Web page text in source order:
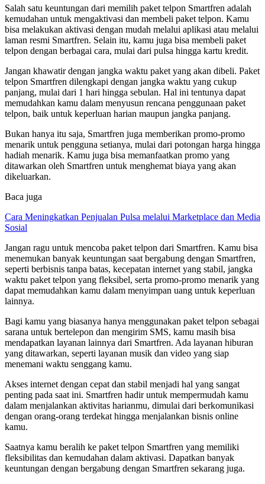
Salah satu keuntungan dari memilih paket telpon Smartfren adalah
kemudahan untuk mengaktivasi dan membeli paket telpon. Kamu
bisa melakukan aktivasi dengan mudah melalui aplikasi atau melalui
laman resmi Smartfren. Selain itu, kamu juga bisa membeli paket
telpon dengan berbagai cara, mulai dari pulsa hingga kartu kredit.
Jangan khawatir dengan jangka waktu paket yang akan dibeli. Paket
telpon Smartfren dilengkapi dengan jangka waktu yang cukup
panjang, mulai dari 1 hari hingga sebulan. Hal ini tentunya dapat
memudahkan kamu dalam menyusun rencana penggunaan paket
telpon, baik untuk keperluan harian maupun jangka panjang.
Bukan hanya itu saja, Smartfren juga memberikan promo-promo
menarik untuk pengguna setianya, mulai dari potongan harga hingga
hadiah menarik. Kamu juga bisa memanfaatkan promo yang
ditawarkan oleh Smartfren untuk menghemat biaya yang akan
dikeluarkan.
Baca juga
Cara Meningkatkan Penjualan Pulsa melalui Marketplace dan Media
Sosial
Jangan ragu untuk mencoba paket telpon dari Smartfren. Kamu bisa
menemukan banyak keuntungan saat bergabung dengan Smartfren,
seperti berbisnis tanpa batas, kecepatan internet yang stabil, jangka
waktu paket telpon yang fleksibel, serta promo-promo menarik yang
dapat memudahkan kamu dalam menyimpan uang untuk keperluan
lainnya.
Bagi kamu yang biasanya hanya menggunakan paket telpon sebagai
sarana untuk bertelepon dan mengirim SMS, kamu masih bisa
mendapatkan layanan lainnya dari Smartfren. Ada layanan hiburan
yang ditawarkan, seperti layanan musik dan video yang siap
menemani waktu senggang kamu.
Akses internet dengan cepat dan stabil menjadi hal yang sangat
penting pada saat ini. Smartfren hadir untuk mempermudah kamu
dalam menjalankan aktivitas harianmu, dimulai dari berkomunikasi
dengan orang-orang terdekat hingga menjalankan bisnis online
kamu.
Saatnya kamu beralih ke paket telpon Smartfren yang memiliki
fleksibilitas dan kemudahan dalam aktivasi. Dapatkan banyak
keuntungan dengan bergabung dengan Smartfren sekarang juga.